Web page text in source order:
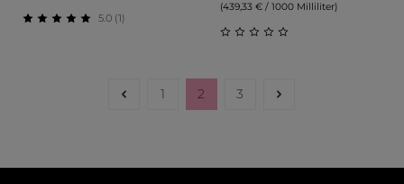
5.0 (1)
(439,33 € / 1000 Milliliter)
Seite
1 Seite
2 Seite
3